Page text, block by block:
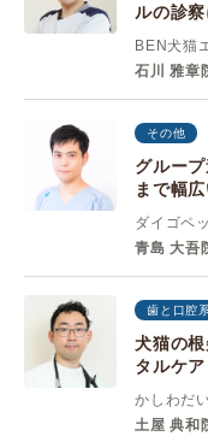
ルの診
BEN犬猫
石川 雅章
その他
グルー
まで幅
ダイゴペ
青島 大吾
歯と口腔
犬猫の
タルケア
かしわだ
土屋 典和